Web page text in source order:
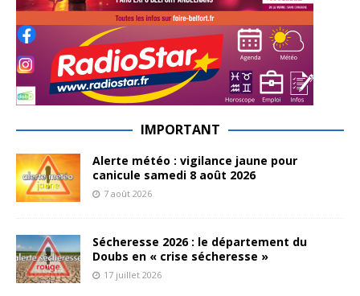
IMPORTANT
Alerte météo : vigilance jaune pour
canicule samedi 8 août 2026
7 août 2026
Sécheresse 2026 : le département du
Doubs en « crise sécheresse »
17 juillet 2026